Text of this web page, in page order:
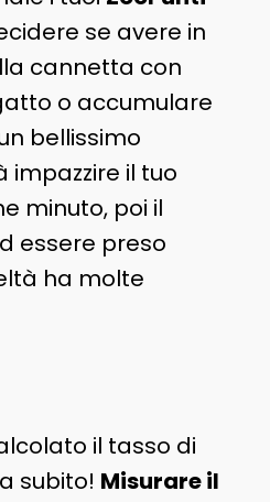
se avere in
cannetta con
o accumulare
bellissimo
il tuo
minuto, poi il
essere preso
ha molte
il tasso di
subito! Misurare il